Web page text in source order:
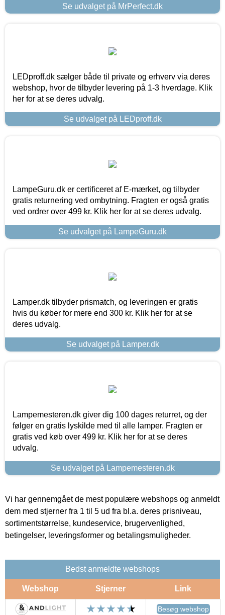
Se udvalget på MrPerfect.dk
LEDproff.dk sælger både til private og erhverv via deres
webshop, hvor de tilbyder levering på 1-3 hverdage. Klik
her for at se deres udvalg.
Se udvalget på LEDproff.dk
LampeGuru.dk er certificeret af E-mærket, og tilbyder
gratis returnering ved ombytning. Fragten er også gratis
ved ordrer over 499 kr. Klik her for at se deres udvalg.
Se udvalget på LampeGuru.dk
Lamper.dk tilbyder prismatch, og leveringen er gratis
hvis du køber for mere end 300 kr. Klik her for at se
deres udvalg.
Se udvalget på Lamper.dk
Lampemesteren.dk giver dig 100 dages returret, og der
følger en gratis lyskilde med til alle lamper. Fragten er
gratis ved køb over 499 kr. Klik her for at se deres
udvalg.
Se udvalget på Lampemesteren.dk
Vi har gennemgået de mest populære webshops og anmeldt
dem med stjerner fra 1 til 5 ud fra bl.a. deres prisniveau,
sortimentstørrelse, kundeservice, brugervenlighed,
betingelser, leveringsformer og betalingsmuligheder.
Bedst anmeldte webshops
Webshop Stjerner Link
Besøg webshop